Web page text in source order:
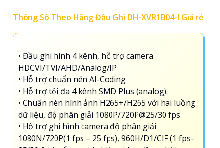
Thông Số Theo Hãng Đầu Ghi DH-XVR1B04-I Giá rẻ
• Đầu ghi hình 4 kênh, hỗ trợ camera
HDCVI/TVI/AHD/Analog/IP
• Hỗ trợ chuẩn nén AI-Coding
• Hỗ trợ tối đa 4 kênh SMD Plus (analog).
• Chuẩn nén hình ảnh H265+/H265 với hai luồng
dữ liệu, độ phân giải 1080P/720P@25/30 fps
• Hỗ trợ ghi hình camera độ phân giải
1080N/720P(1 fps – 25 fps), 960H/D1/CIF (1 fps–